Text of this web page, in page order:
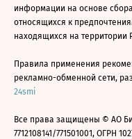
информации на основе
относящихся к
находящихся на территории
Правила применения
рекламно-обменной сети,
24smi
Все права защищены © АО
7712108141/771501001, ОГРН